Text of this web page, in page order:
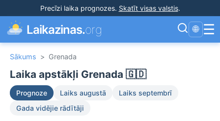
Precīzi laika prognozes. Skatīt visas valstis.
Laikazinas.org 🌐 ☰
Sākums > Grenada
Laika apstākļi Grenada 🇬🇩
Prognoze Laiks augustā
Laiks septembrī
Gada vidējie rādītāji